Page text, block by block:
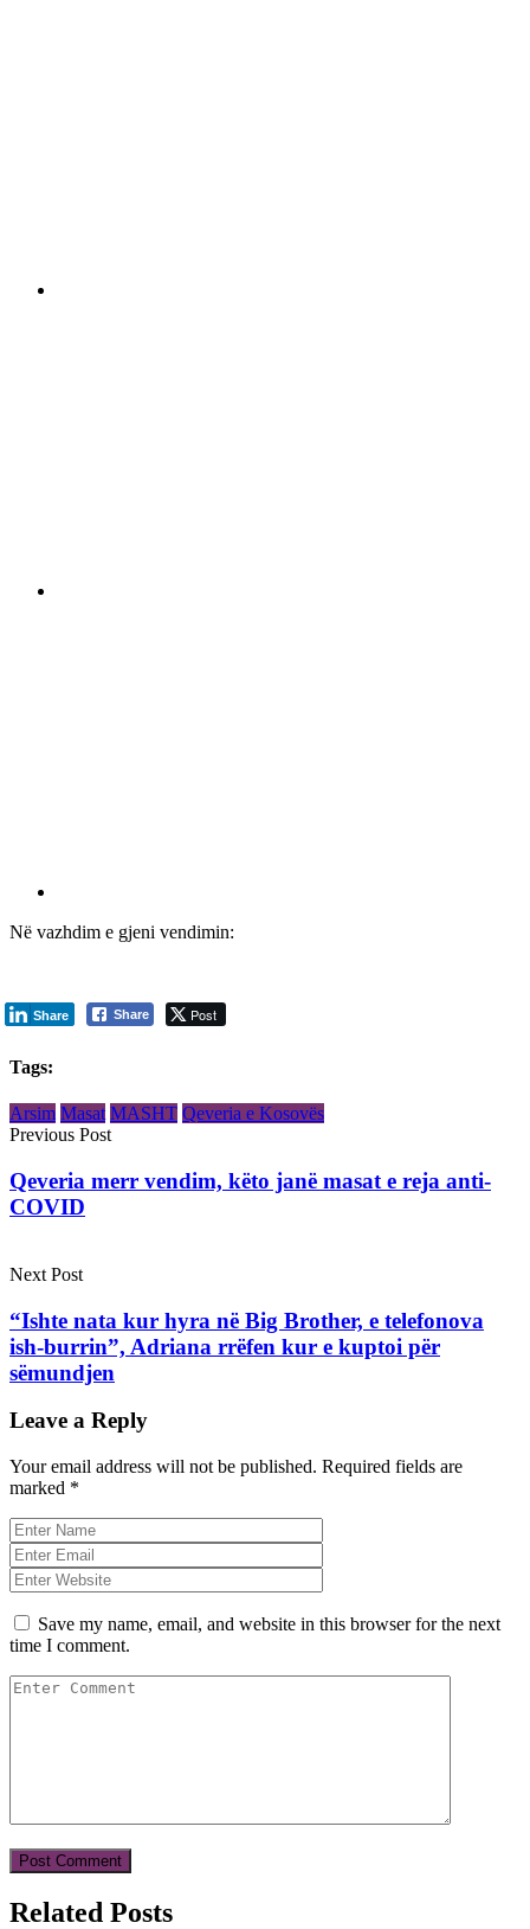
Në vazhdim e gjeni vendimin:
Share Post
Share
Tags:
Arsim Masat MASHT Qeveria e Kosovës
Previous Post
Qeveria merr vendim, këto janë masat e reja anti-
COVID
Next Post
“Ishte nata kur hyra në Big Brother, e telefonova
ish-burrin”, Adriana rrëfen kur e kuptoi për
sëmundjen
Leave a Reply
Your email address will not be published. Required fields are
marked *
Save my name, email, and website in this browser for the next
time I comment.
Related Posts